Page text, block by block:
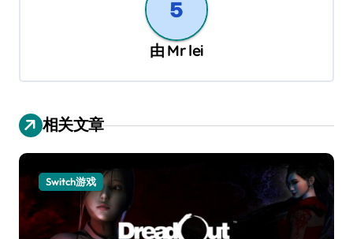
由 Mr lei
相关文章
Switch游戏